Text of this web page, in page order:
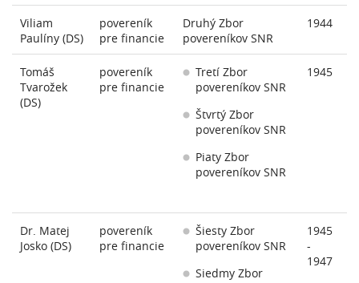
Viliam
Paulíny (DS)
povereník
pre financie
Druhý Zbor
povereníkov SNR
1944
Tomáš
Tvarožek
(DS)
povereník
pre financie
Tretí Zbor
povereníkov SNR
Štvrtý Zbor
povereníkov SNR
Piaty Zbor
povereníkov SNR
1945
Dr. Matej
Josko (DS)
povereník
pre financie
Šiesty Zbor
povereníkov SNR
Siedmy Zbor
1945
-
1947